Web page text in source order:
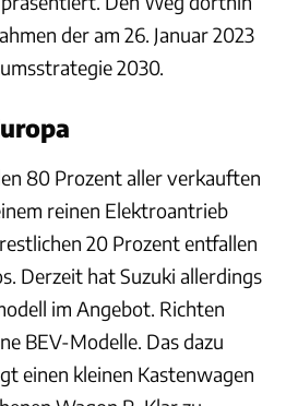
der am 26. Januar 2023
2030.
80 Prozent aller verkauften
reinen Elektroantrieb
20 Prozent entfallen
Derzeit hat Suzuki allerdings
im Angebot. Richten
BEV-Modelle. Das dazu
einen kleinen Kastenwagen